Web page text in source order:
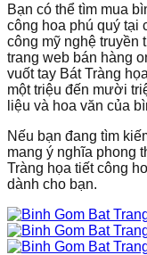
Bạn có thể tìm mua
công hoa phú quý tại
công mỹ nghệ truyền
trang web bán hàng
vuốt tay Bát Tràng
một triệu đến mười
liệu và hoa văn của
Nếu bạn đang tìm
mang ý nghĩa phong
Tràng họa tiết công
dành cho bạn.